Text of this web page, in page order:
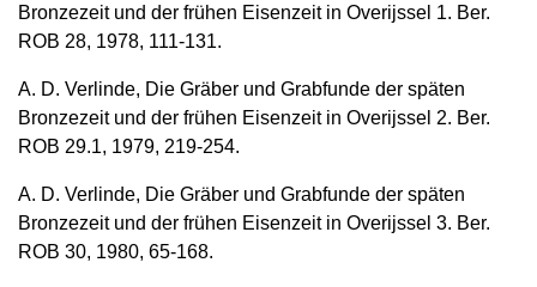
Bronzezeit und der frühen Eisenzeit in Overijssel 1. Ber.
ROB 28, 1978, 111-131.
A. D. Verlinde, Die Gräber und Grabfunde der späten
Bronzezeit und der frühen Eisenzeit in Overijssel 2. Ber.
ROB 29.1, 1979, 219-254.
A. D. Verlinde, Die Gräber und Grabfunde der späten
Bronzezeit und der frühen Eisenzeit in Overijssel 3. Ber.
ROB 30, 1980, 65-168.